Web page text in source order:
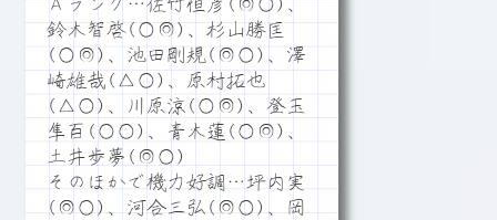
Ａランク…佐竹恒彦(◎○)、
鈴木智啓(○◎)、杉山勝匡
(○◎)、池田剛規(◎○)、澤
崎雄哉(△○)、原村拓也
(△○)、川原涼(○◎)、登玉
隼百(○○)、青木蓮(○◎)、
土井歩夢(◎○)
そのほかで機力好調…坪内実
(◎○)、河合三弘(◎○)、岡